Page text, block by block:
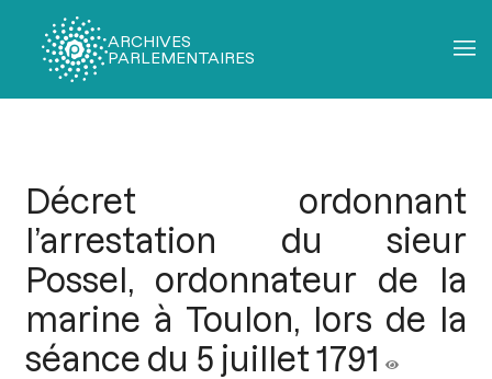
ARCHIVES
PARLEMENTAIRES
Décret ordonnant
l’arrestation du sieur
Possel, ordonnateur de la
marine à Toulon, lors de la
séance du 5 juillet 1791